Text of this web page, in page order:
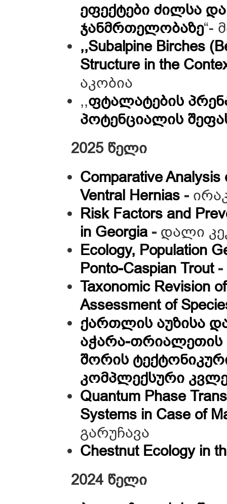
ეფექტები ძილსა
ჯანმრთელობაზე“-
,,Subalpine Birches
Structure in the
აკობია
,,ფტალატების
პოტენციალის
2025 წელი
Comparative
Ventral Hernias -
Risk Factors and
in Georgia - დალი
Ecology, Population
Ponto-Caspian Trout -
Taxonomic Revision
Assessment of
ქართლის აუზისა
აჭარა-თრიალეთის
შორის
კომპლექსური
Quantum Phase
Systems in Case of
გარუჩავა
Chestnut Ecology in
2024 წელი